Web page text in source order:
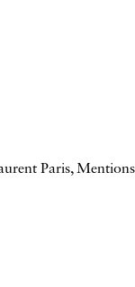
Paris,Mentions